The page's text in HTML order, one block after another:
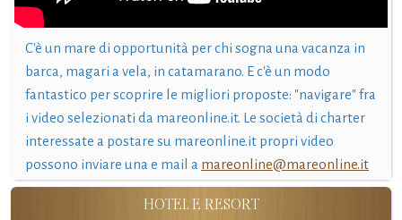
C'è un mare di opportunità per chi sogna una vacanza in
barca, magari a vela, in catamarano. E c'è un modo
fantastico per scoprire le migliori proposte: "navigare" fra
i video selezionati da mareonline.it. Le società di charter
interessate a postare su mareonline.it propri video
possono inviare una e mail a mareonline@mareonline.it
HOTEL E RESORT